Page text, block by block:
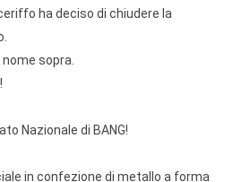
ha deciso di chiudere la
sopra.
Nazionale di BANG!
in confezione di metallo a forma